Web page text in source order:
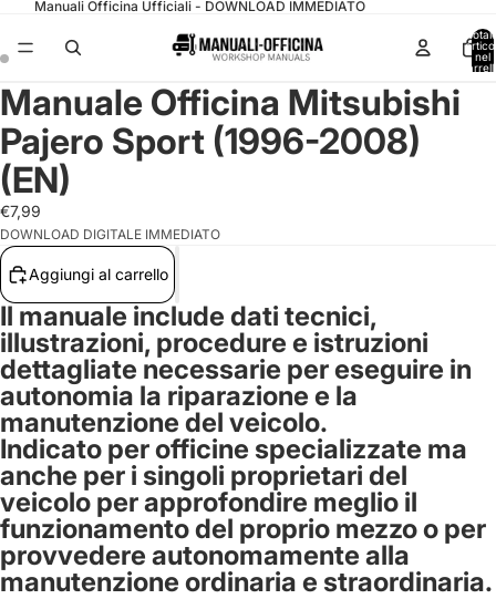
Manuali Officina Ufficiali - DOWNLOAD IMMEDIATO
nel
Manuale Officina Mitsubishi
Pajero Sport (1996-2008)
(EN)
€7,99
DOWNLOAD DIGITALE IMMEDIATO
Aggiungi al carrello
Il manuale include dati tecnici,
illustrazioni, procedure e istruzioni
dettagliate necessarie per eseguire in
autonomia la riparazione e la
manutenzione del veicolo.
Indicato per officine specializzate ma
anche per i singoli proprietari del
veicolo per approfondire meglio il
funzionamento del proprio mezzo o per
provvedere autonomamente alla
manutenzione ordinaria e straordinaria.